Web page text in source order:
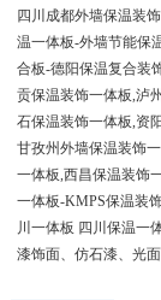
四川成都外墙保温装
温一体板-外墙节能保
合板-德阳保温复合装
贡保温装饰一体板,泸
石保温装饰一体板,资
甘孜州外墙保温装饰
一体板,西昌保温装饰
一体板-KMPS保温装
川一体板 四川保温一
漆饰面、仿石漆、光面